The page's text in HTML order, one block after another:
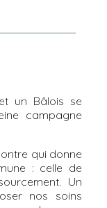
un Bâlois se
campagne
qui donne
: celle de
Un
nos soins